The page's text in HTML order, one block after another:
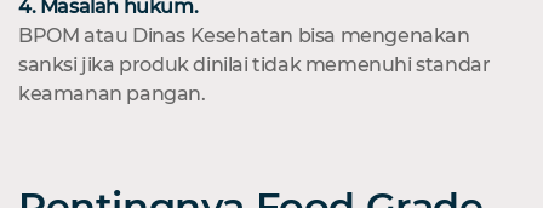
4. Masalah hukum.
BPOM atau Dinas Kesehatan bisa mengenakan
sanksi jika produk dinilai tidak memenuhi standar
keamanan pangan.